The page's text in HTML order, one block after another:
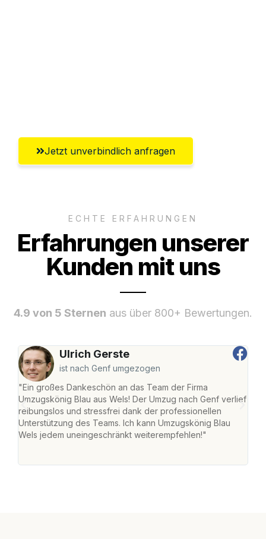
Jetzt unverbindlich anfragen
ECHTE ERFAHRUNGEN
Erfahrungen unserer
Kunden mit uns
4.9 von 5 Sternen aus über 800+ Bewertungen.
Ulrich Gerste
ist nach Genf umgezogen
"Ein großes Dankeschön an das Team der Firma
Umzugskönig Blau aus Wels! Der Umzug nach Genf verlief
reibungslos und stressfrei dank der professionellen
Unterstützung des Teams. Ich kann Umzugskönig Blau
Wels jedem uneingeschränkt weiterempfehlen!"